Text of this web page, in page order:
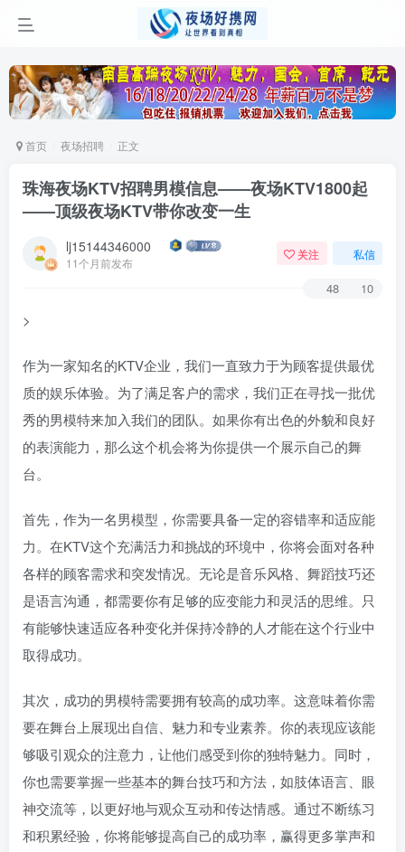
首页 夜场招聘 正文
珠海夜场KTV招聘男模信息——夜场KTV1800起
——顶级夜场KTV带你改变一生
lj15144346000
11个月前发布
关注 私信
48 10
>
作为一家知名的KTV企业，我们一直致力于为顾客提供最优
质的娱乐体验。为了满足客户的需求，我们正在寻找一批优
秀的男模特来加入我们的团队。如果你有出色的外貌和良好
的表演能力，那么这个机会将为你提供一个展示自己的舞
台。
首先，作为一名男模型，你需要具备一定的容错率和适应能
力。在KTV这个充满活力和挑战的环境中，你将会面对各种
各样的顾客需求和突发情况。无论是音乐风格、舞蹈技巧还
是语言沟通，都需要你有足够的应变能力和灵活的思维。只
有能够快速适应各种变化并保持冷静的人才能在这个行业中
取得成功。
其次，成功的男模特需要拥有较高的成功率。这意味着你需
要在舞台上展现出自信、魅力和专业素养。你的表现应该能
够吸引观众的注意力，让他们感受到你的独特魅力。同时，
你也需要掌握一些基本的舞台技巧和方法，如肢体语言、眼
神交流等，以更好地与观众互动和传达情感。通过不断练习
和积累经验，你将能够提高自己的成功率，赢得更多掌声和